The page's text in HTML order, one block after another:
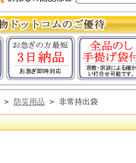
> 防災用品 > 非常持出袋